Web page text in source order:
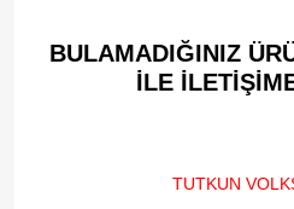
BULAMADIĞINIZ
İLE
TUTKUN